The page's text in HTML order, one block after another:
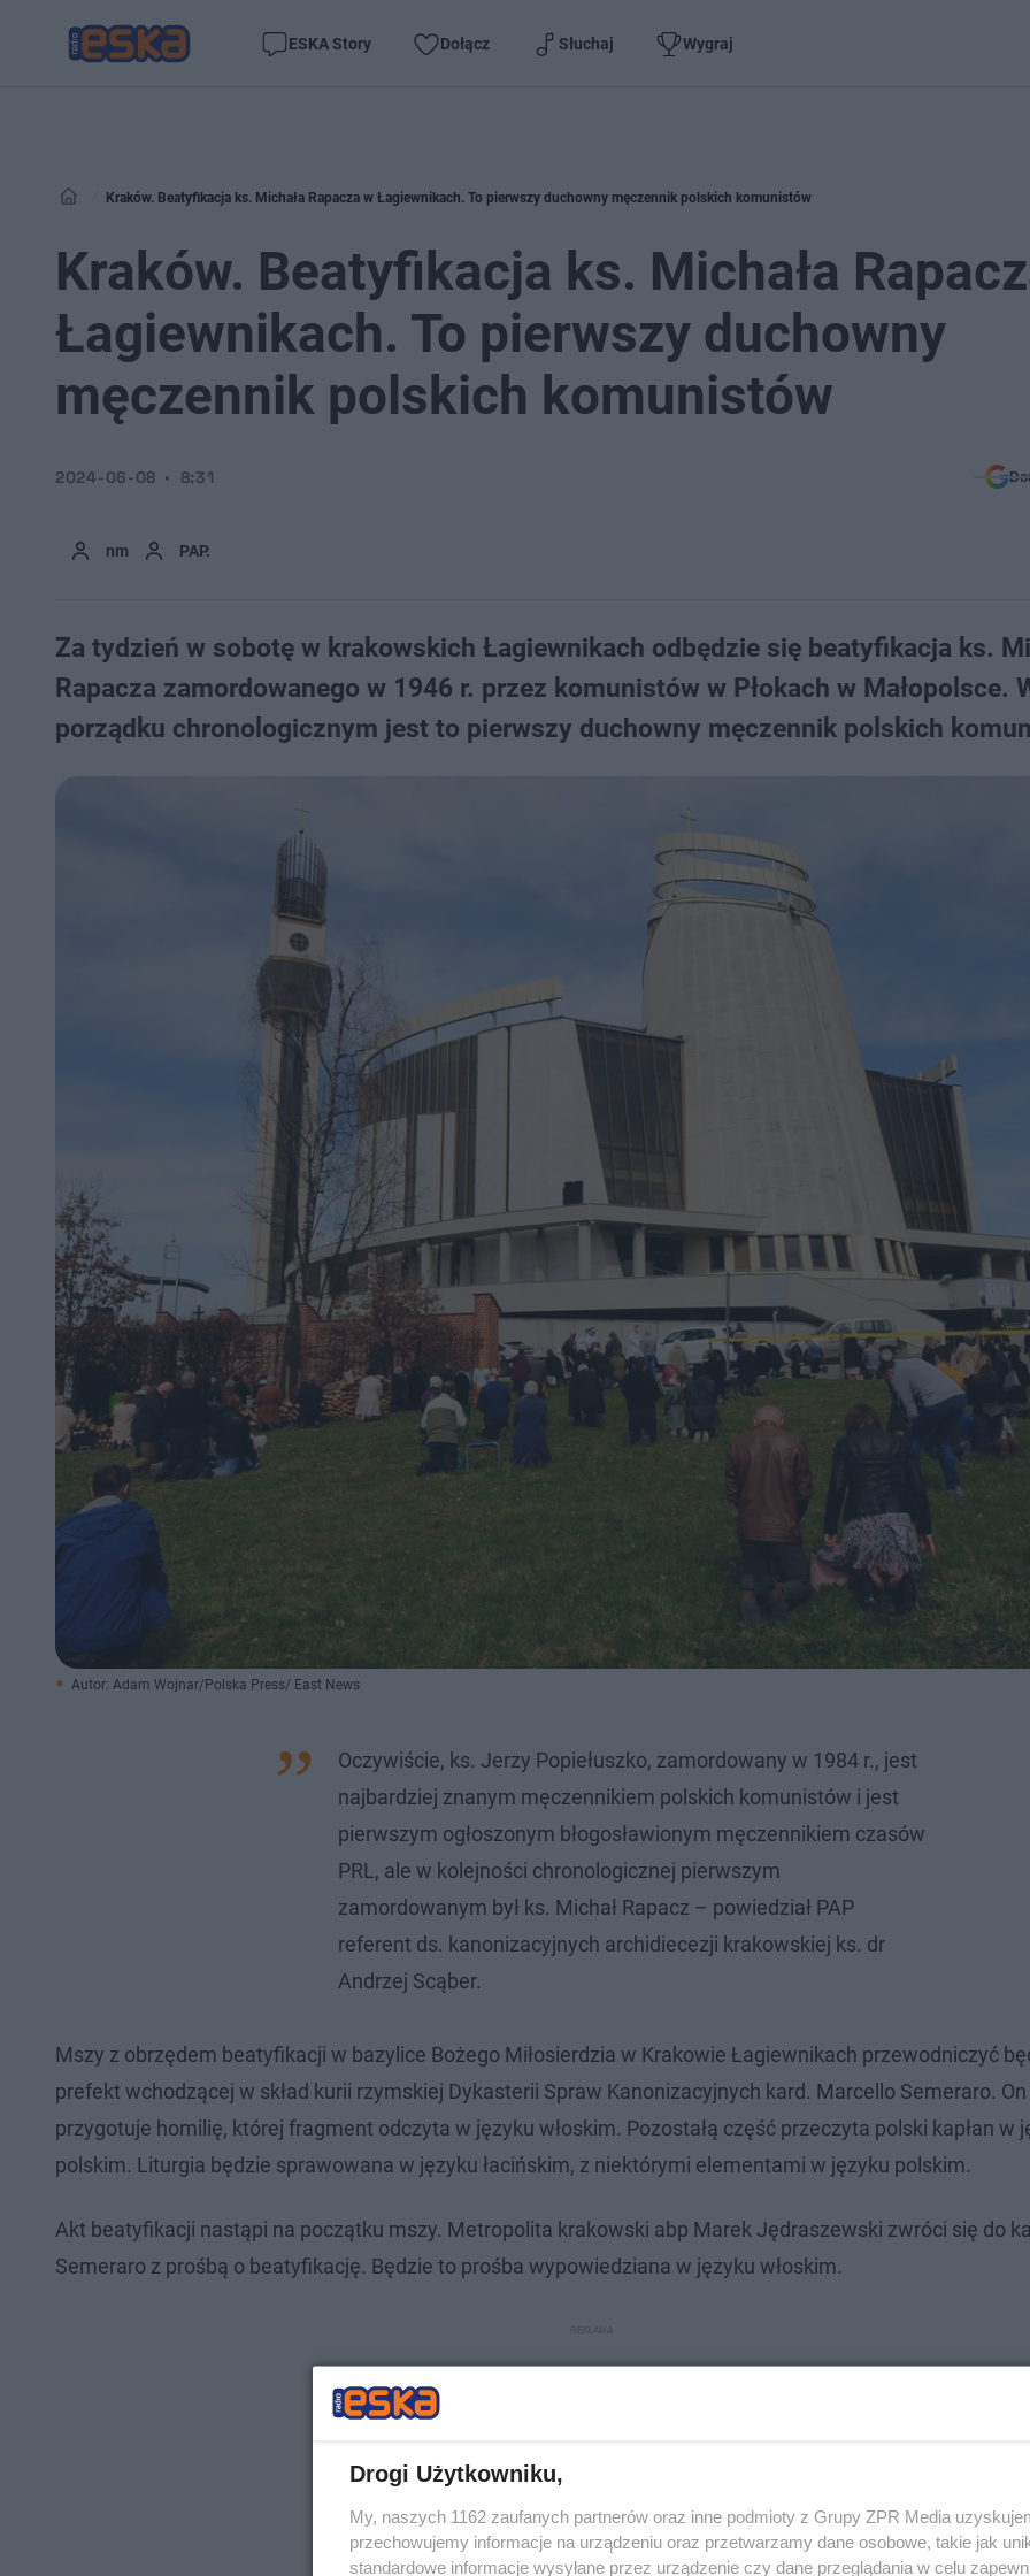
ESKA Story Dołącz Słuchaj Wygraj
Kraków. Beatyfikacja ks. Michała Rapacza w Łagiewnikach. To pierwszy duchowny męczennik polskich komunistów
Kraków. Beatyfikacja ks. Michała
Łagiewnikach. To pierwszy duchowny
męczennik polskich komunistów
nm PAP.
2024-06-08 8:31
Za tydzień w sobotę w krakowskich Łagiewnikach odbędzie się beatyfikacja ks.
Rapacza zamordowanego w 1946 r. przez komunistów w Płokach w Małopolsce.
porządku chronologicznym jest to pierwszy duchowny męczennik polskich
Autor: Adam Wojnar/Polska Press/ East News
Oczywiście, ks. Jerzy Popiełuszko, zamordowany w 1984 r., jest
najbardziej znanym męczennikiem polskich komunistów i jest
pierwszym ogłoszonym błogosławionym męczennikiem czasów
PRL, ale w kolejności chronologicznej pierwszym
zamordowanym był ks. Michał Rapacz – powiedział PAP
referent ds. kanonizacyjnych archidiecezji krakowskiej ks. dr
Andrzej Scąber.
Mszy z obrzędem beatyfikacji w bazylice Bożego Miłosierdzia w Krakowie Łagiewnikach przewodniczyć
prefekt wchodzącej w skład kurii rzymskiej Dykasterii Spraw Kanonizacyjnych kard. Marcello Semeraro.
przygotuje homilię, której fragment odczyta w języku włoskim. Pozostałą część przeczyta polski kapłan w
polskim. Liturgia będzie sprawowana w języku łacińskim, z niektórymi elementami w języku polskim.
Akt beatyfikacji nastąpi na początku mszy. Metropolita krakowski abp Marek Jędraszewski zwróci się do
Semeraro z prośbą o beatyfikację. Będzie to prośba wypowiedziana w języku włoskim.
Drogi Użytkowniku,
My, naszych 1162 zaufanych partnerów oraz inne podmioty z Grupy ZPR Media
przechowujemy informacje na urządzeniu oraz przetwarzamy dane osobowe, takie jak
standardowe informacje wysyłane przez urządzenie czy dane przeglądania w celu